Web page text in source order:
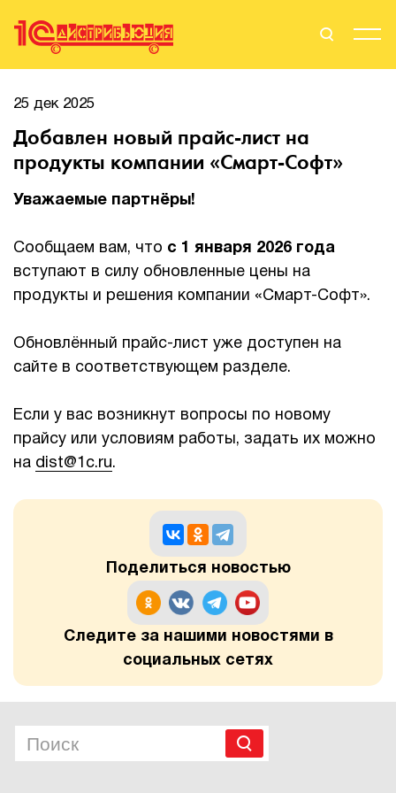
Поиск
Стать Партнером
Вендоры
Партнерам
События
25 дек 2025
Добавлен новый прайс-лист на
продукты компании «Смарт-Софт»
Уважаемые партнёры!
Сообщаем вам, что с 1 января 2026 года
вступают в силу обновленные цены на
продукты и решения компании «Смарт-Софт».
Обновлённый прайс-лист уже доступен на
сайте в соответствующем разделе.
Если у вас возникнут вопросы по новому
прайсу или условиям работы, задать их можно
на dist@1c.ru.
Поделиться новостью
Следите за нашими новостями в
социальных сетях